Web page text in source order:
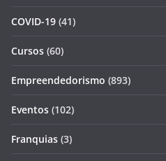
COVID-19 (41)
Cursos (60)
Empreendedorismo (893)
Eventos (102)
Franquias (3)